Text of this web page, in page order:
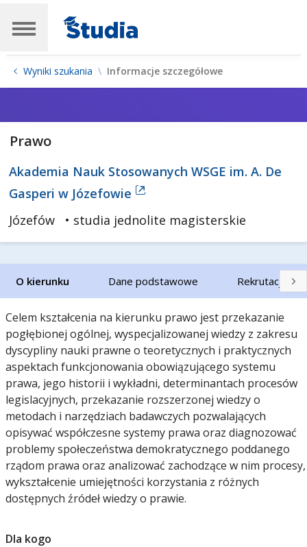
Wyniki szukania Informacje szczegółowe
Prawo
Akademia Nauk Stosowanych WSGE im. A. De
Gasperi w Józefowie
Józefów
• studia jednolite magisterskie
O kierunku Dane podstawowe Rekrutacja
Celem kształcenia na kierunku prawo jest przekazanie
pogłębionej ogólnej, wyspecjalizowanej wiedzy z zakresu
dyscypliny nauki prawne o teoretycznych i praktycznych
aspektach funkcjonowania obowiązującego systemu
prawa, jego historii i wykładni, determinantach procesów
legislacyjnych, przekazanie rozszerzonej wiedzy o
metodach i narzędziach badawczych pozwalających
opisywać współczesne systemy prawa oraz diagnozować
problemy społeczeństwa demokratycznego poddanego
rządom prawa oraz analizować zachodzące w nim procesy,
wykształcenie umiejętności korzystania z różnych
dostępnych źródeł wiedzy o prawie.
Dla kogo